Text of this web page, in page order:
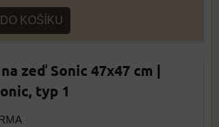
DO KOŠÍKU
zeď Sonic 47x47 cm |
typ 1